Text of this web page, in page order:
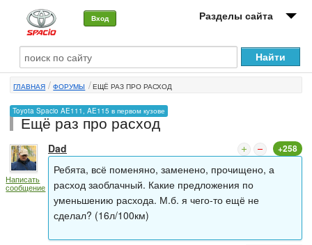
Вход Разделы сайта
О машине
Автоклуб
Форумы
Сервисы и услуги
Новости
ГЛАВНАЯ ФОРУМЫ ЕЩЁ РАЗ ПРО РАСХОД
Toyota Spacio AE111, AE115 в первом кузове
Ещё раз про расход
Написать
сообщение
Dad +258
Ребята, всё поменяно, заменено, прочищено, а
расход заоблачный. Какие предложения по
уменьшению расхода. М.б. я чего-то ещё не
сделал? (16л/100км)